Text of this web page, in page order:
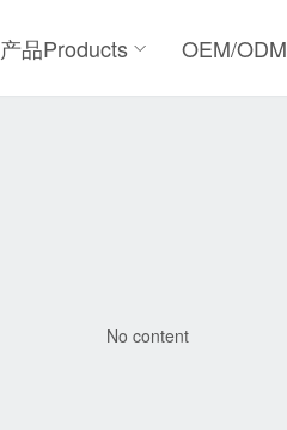
产品Products OEM/ODM
No content